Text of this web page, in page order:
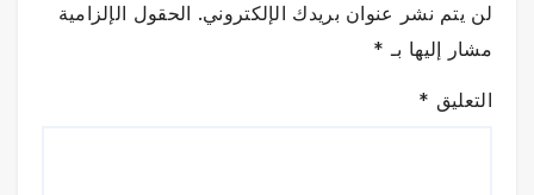
لن يتم نشر عنوان بريدك الإلكتروني. الحقول الإلزامية
مشار إليها بـ *
التعليق *